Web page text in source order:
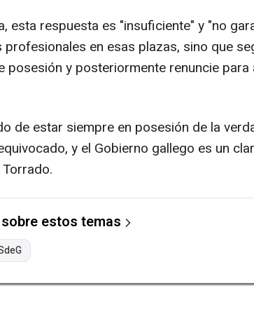
esta respuesta es "insuficiente" y "no
en esas plazas, sino que
posesión y posteriormente renuncie
de estar siempre en posesión de la
y el Gobierno gallego es un
estos temas